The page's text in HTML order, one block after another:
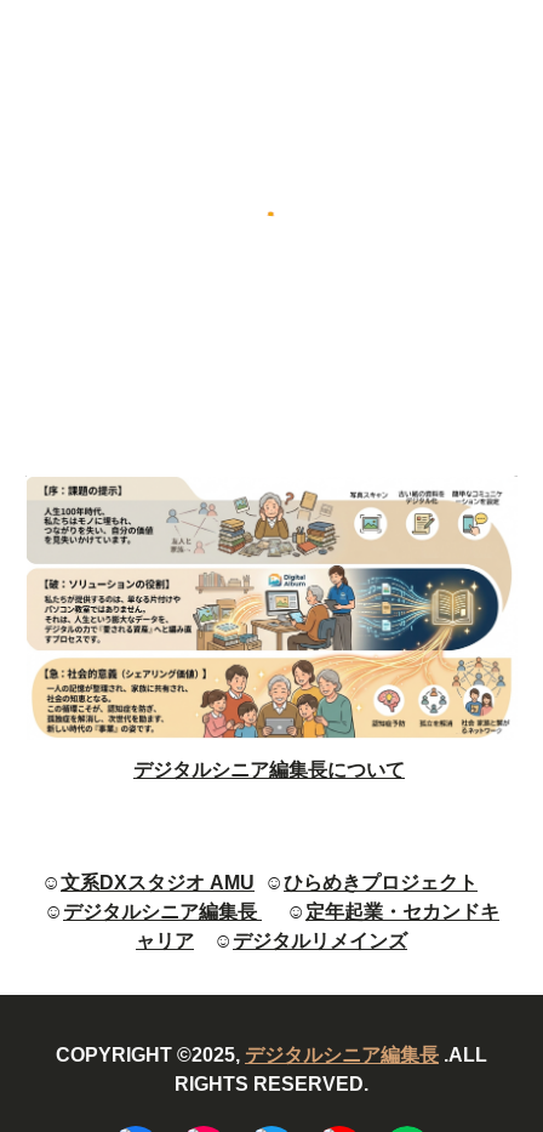
デジタルシニア編集長について
☺文系DXスタジオ AMU ☺ひらめきプロジェクト
☺ デジタルシニア編集長 ☺ 定年起業・セカンドキ
ャリア
☺ デジタルリメインズ
COPYRIGHT ©2025, デジタルシニア編集長 .ALL
RIGHTS RESERVED.